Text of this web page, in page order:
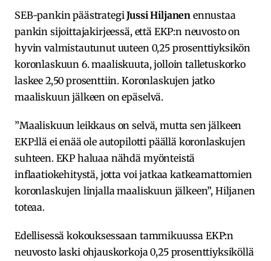
SEB-pankin päästrategiJussi Hiljanen ennustaa
pankin sijoittajakirjeessä, että EKP:n neuvosto on
hyvin valmistautunut uuteen 0,25 prosenttiyksikön
koronlaskuun 6. maaliskuuta, jolloin talletuskorko
laskee 2,50 prosenttiin. Koronlaskujen jatko
maaliskuun jälkeen on epäselvä.
”Maaliskuun leikkaus on selvä, mutta sen jälkeen
EKP:llä ei enää ole autopilotti päällä koronlaskujen
suhteen. EKP haluaa nähdä myönteistä
inflaatiokehitystä, jotta voi jatkaa katkeamattomien
koronlaskujen linjalla maaliskuun jälkeen”, Hiljanen
toteaa.
Edellisessä kokouksessaan tammikuussa EKP:n
neuvosto laski ohjauskorkoja 0,25 prosenttiyksiköllä